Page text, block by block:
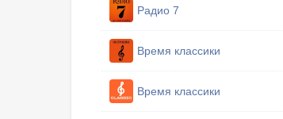
Радио 7
Время классики
Время классики